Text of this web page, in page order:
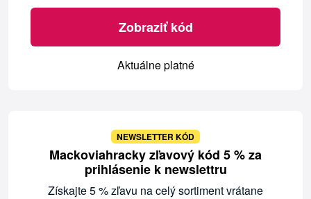
Zobraziť kód
Aktuálne platné
NEWSLETTER KÓD
Mackoviahracky zľavový kód 5 % za
prihlásenie k newslettru
Získajte 5 % zľavu na celý sortiment vrátane